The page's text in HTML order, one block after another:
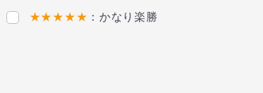
★★★★★ ：かなり楽勝